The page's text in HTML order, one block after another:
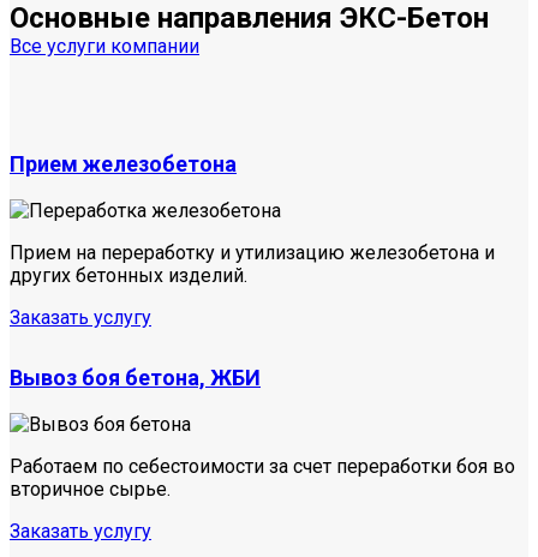
Основные направления ЭКС-Бетон
Все услуги компании
Прием железобетона
Прием на переработку и утилизацию железобетона и
других бетонных изделий.
Заказать услугу
Вывоз боя бетона, ЖБИ
Работаем по себестоимости за счет переработки боя во
вторичное сырье.
Заказать услугу